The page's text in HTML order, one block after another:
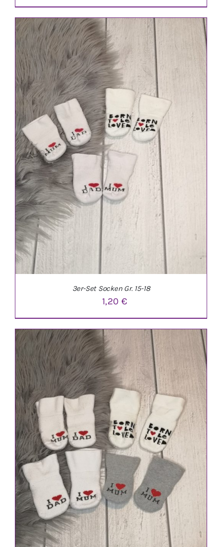
IN DEN WARENKORB DETAILS
IN DEN WARENKORB DETAILS
3er-Set Socken Gr. 15-18
1,20 €